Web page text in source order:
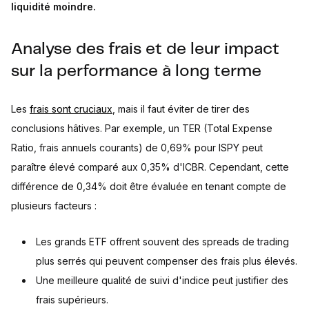
liquidité moindre.
Analyse des frais et de leur impact
sur la performance à long terme
Les frais sont cruciaux , mais il faut éviter de tirer des
conclusions hâtives. Par exemple, un TER (Total Expense
Ratio, frais annuels courants) de 0,69% pour ISPY peut
paraître élevé comparé aux 0,35% d'ICBR. Cependant, cette
différence de 0,34% doit être évaluée en tenant compte de
plusieurs facteurs :
Les grands ETF offrent souvent des spreads de trading
plus serrés qui peuvent compenser des frais plus élevés.
Une meilleure qualité de suivi d'indice peut justifier des
frais supérieurs.